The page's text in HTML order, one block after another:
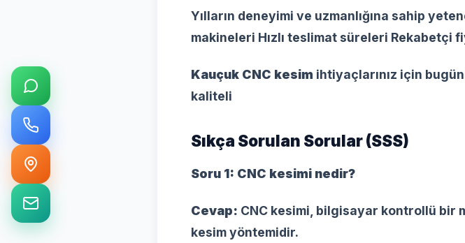
Yılların deneyimi ve uzmanlığına sahip
makineleri Hızlı teslimat süreleri Rekabetçi
Kauçuk CNC kesim ihtiyaçlarınız için
kaliteli
Sıkça Sorulan Sorular (SSS)
Soru 1: CNC kesimi nedir?
Cevap: CNC kesimi, bilgisayar kontrollü bir
kesim yöntemidir.